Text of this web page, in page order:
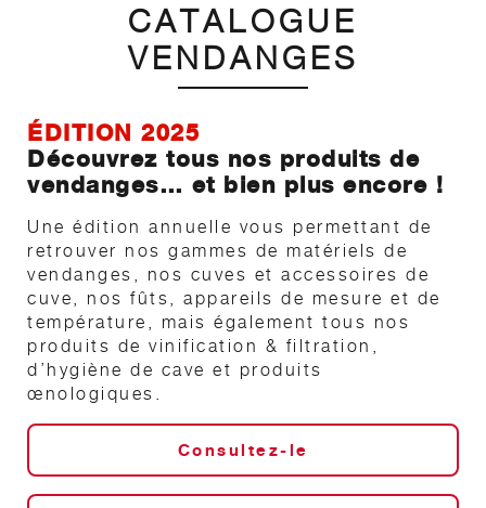
CATALOGUE
VENDANGES
ÉDITION 2025
Découvrez tous nos produits de
vendanges… et bien plus encore !
Une édition annuelle vous permettant de
retrouver nos gammes de matériels de
vendanges, nos cuves et accessoires de
cuve, nos fûts, appareils de mesure et de
température, mais également tous nos
produits de vinification & filtration,
d’hygiène de cave et produits
œnologiques.
Consultez-le